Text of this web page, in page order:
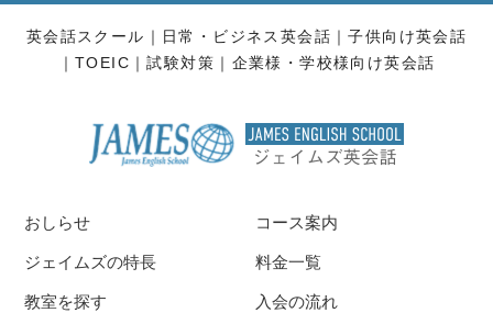
英会話スクール 日常・ビジネス英会話
子供向け英会話
TOEIC
試験対策 企業様・学校様向け英会話
おしらせ
ジェイムズの特長
教室を探す
コース案内
料金一覧
入会の流れ